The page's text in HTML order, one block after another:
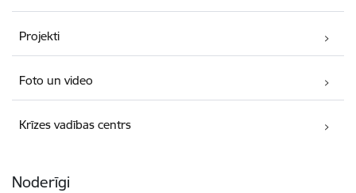
Projekti
Foto un video
Krīzes vadības centrs
Noderīgi